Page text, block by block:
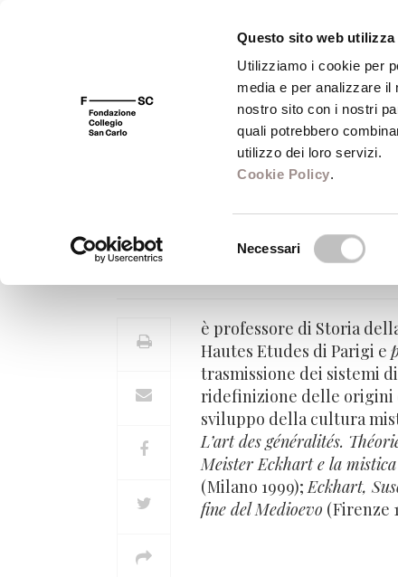
Questo sito web utilizza
Utilizziamo i cookie per
media e per analizzare
nostro sito con i nostri
quali potrebbero
utilizzo dei loro servizi.
Cookie Policy.
Necessari
FSC 400 Fondazione
Alain De Libera
Professore di Storia della
è professore di Storia
Hautes Etudes di Parigi e
trasmissione dei sistemi
ridefinizione delle origini
sviluppo della cultura
L’art des généralités.
Meister Eckhart e la
(Milano 1999);Eckhart,
fine del Medioevo (Firenze